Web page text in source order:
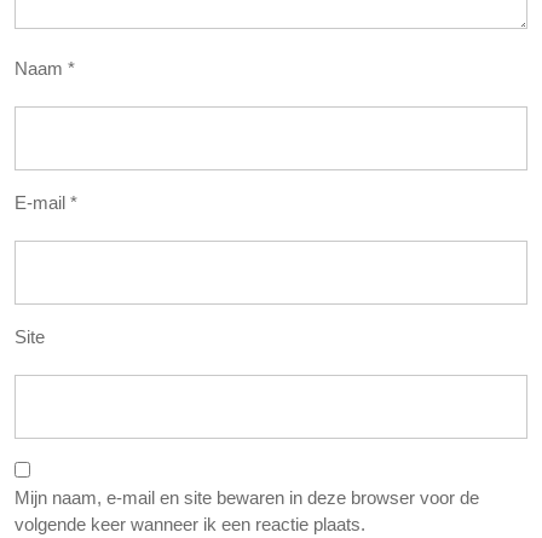
Naam *
E-mail *
Site
Mijn naam, e-mail en site bewaren in deze browser voor de
volgende keer wanneer ik een reactie plaats.